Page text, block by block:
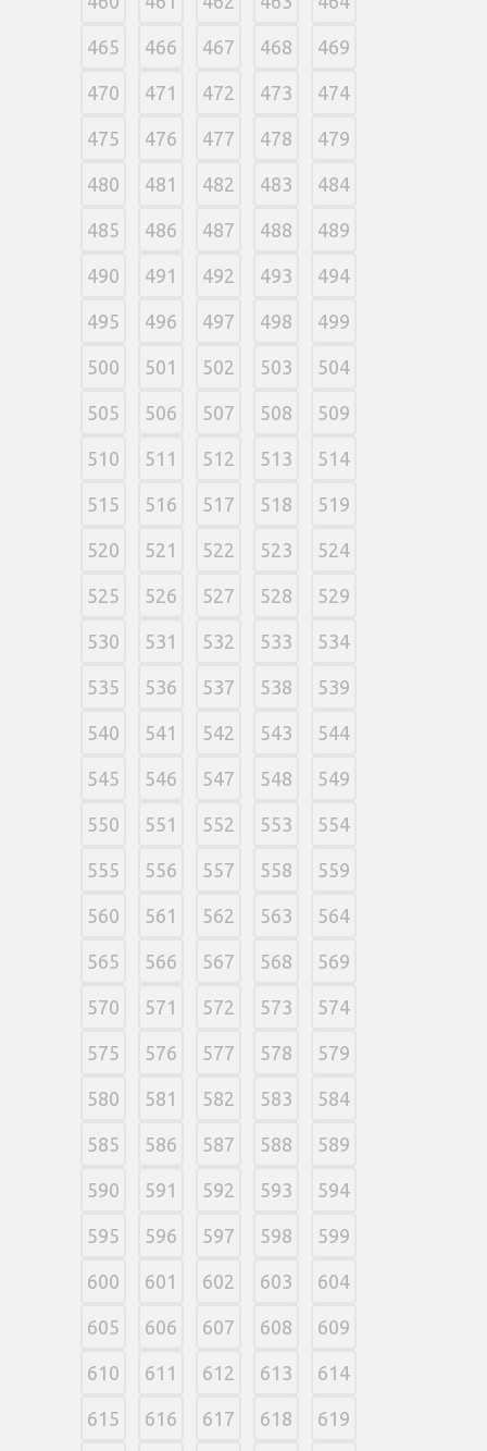
465 466 467 468 469
470 471 472 473 474
475 476 477 478 479
480 481 482 483 484
485 486 487 488 489
490 491 492 493 494
495 496 497 498 499
500 501 502 503 504
505 506 507 508 509
510 511 512 513 514
515 516 517 518 519
520 521 522 523 524
525 526 527 528 529
530 531 532 533 534
535 536 537 538 539
540 541 542 543 544
545 546 547 548 549
550 551 552 553 554
555 556 557 558 559
560 561 562 563 564
565 566 567 568 569
570 571 572 573 574
575 576 577 578 579
580 581 582 583 584
585 586 587 588 589
590 591 592 593 594
595 596 597 598 599
600 601 602 603 604
605 606 607 608 609
610 611 612 613 614
615 616 617 618 619